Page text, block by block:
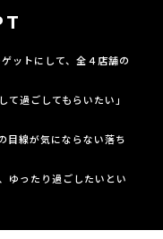
ットにして、全４店舗の
過ごしてもらいたい」
目線が気にならない落ち
ゆったり過ごしたいとい